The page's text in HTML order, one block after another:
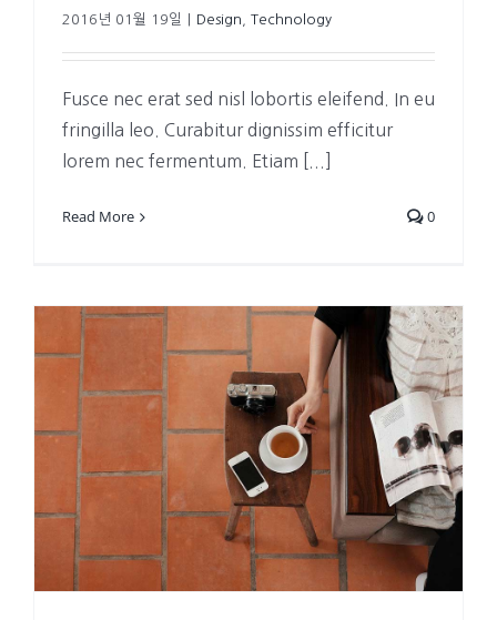
2016년 01월 19일 Design Technology
Fusce nec erat sed nisl lobortis eleifend. In eu
fringilla leo. Curabitur dignissim efficitur
lorem nec fermentum. Etiam [...]
Read More 0